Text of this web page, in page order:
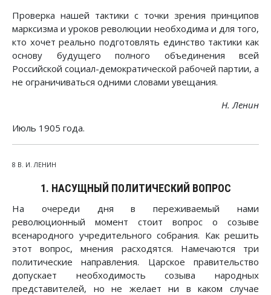
Проверка нашей тактики с точки зрения принципов
марксизма и уроков революции необходима и для того,
кто хочет реально подготовлять единство тактики как
основу будущего полного объединения всей
Российской социал-демократической рабочей партии, а
не ограничиваться одними словами увещания.
Н. Ленин
Июль 1905 года.
8 В. И. ЛЕНИН
1. НАСУЩНЫЙ ПОЛИТИЧЕСКИЙ ВОПРОС
На очереди дня в переживаемый нами
революционный момент стоит вопрос о созыве
всенародного учредительного собрания. Как решить
этот вопрос, мнения расходятся. Намечаются три
политические направления. Царское правительство
допускает необходимость созыва народных
представителей, но не желает ни в каком случае